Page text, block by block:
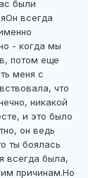
были
Он всегда
- когда мы
потом еще
меня с
что
никакой
и это было
он ведь
ты боялась
всегда была,
причинам.Но